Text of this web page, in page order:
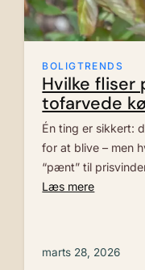
BOLIGTRENDS
Hvilke fliser
tofarvede
Én ting er sikkert:
for at blive – men
“pænt” til
Læs mere
marts 28, 2026